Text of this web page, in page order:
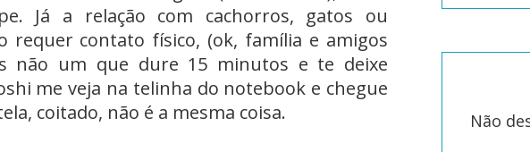
Já a relação com cachorros, gatos ou
requer contato físico, (ok, família e amigos
não um que dure 15 minutos e te deixe
me veja na telinha do notebook e chegue
, coitado, não é a mesma coisa.
Não